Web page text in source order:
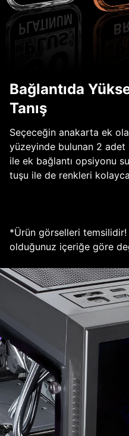
Bağlantıda
Tanış
Seçeceğin anakarta ek
yüzeyinde bulunan 2 adet
ile ek bağlantı opsiyonu
tuşu ile de renkleri
*Ürün görselleri temsilidir!
olduğunuz içeriğe göre